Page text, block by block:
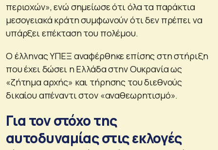
περιοχών», ενώ σημείωσε ότι όλα τα παράκτια
μεσογειακά κράτη συμφωνούν ότι δεν πρέπει να
υπάρξει επέκταση του πολέμου.
Ο έλληνας ΥΠΕΞ αναφέρθηκε επίσης στη στήριξη
που έχει δώσει η Ελλάδα στην Ουκρανία ως
«ζήτημα αρχής» και τήρησης του διεθνούς
δικαίου απέναντι στον «αναθεωρητισμό».
Για τον στόχο της
αυτοδυναμίας στις εκλογές